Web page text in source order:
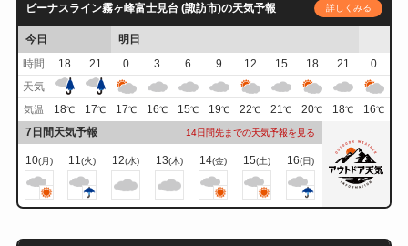
ビーナスライン霧ヶ峰富士見台 (諏訪市)の天気予報 詳しくみる
今日
明日
時間
18 21 0 3 6 9 12 15 18 21
0
天気
気温 18℃ 17℃ 17℃ 16℃ 15℃ 19℃ 22℃ 21℃ 20℃ 18℃ 16℃
7日間天気予報 14日間先までの天気予報を見る
10(月) 11(火) 12(水) 13(木) 14(金) 15(土) 16(日)